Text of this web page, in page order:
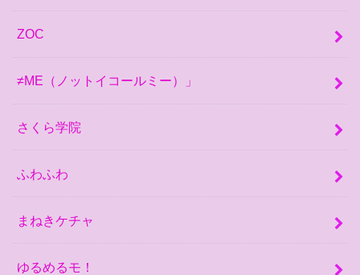
ZOC
≠ME（ノットイコールミー）」
さくら学院
ふわふわ
まねきケチャ
ゆるめるモ！